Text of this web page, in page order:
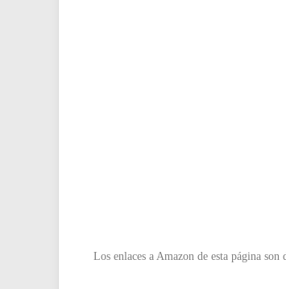
Los enlaces a Amazon de esta página